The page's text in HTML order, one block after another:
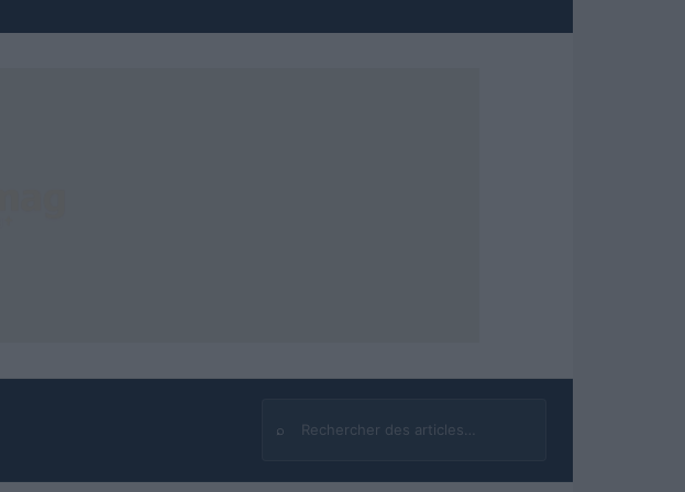
⌕
Rechercher